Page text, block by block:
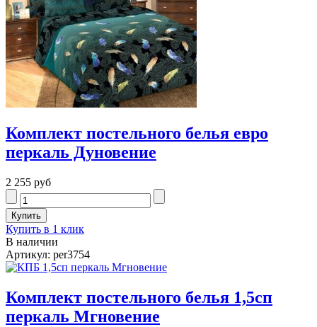
Комплект постельного белья евро
перкаль Дуновение
2 255 руб
Купить в 1 клик
В наличии
Артикул: per3754
Комплект постельного белья 1,5сп
перкаль Мгновение